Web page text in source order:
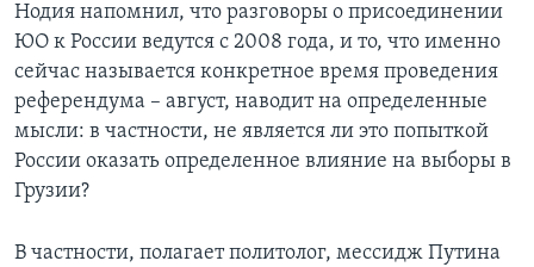
Нодия напомнил, что разговоры о присоединении
ЮО к России ведутся с 2008 года, и то, что именно
сейчас называется конкретное время проведения
референдума – август, наводит на определенные
мысли: в частности, не является ли это попыткой
России оказать определенное влияние на выборы в
Грузии?
В частности, полагает политолог, мессидж Путина